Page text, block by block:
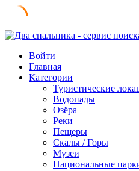
Skip
contentВойти
Главная
Категории
Туристические
Водопады
Озёра
Реки
Пещеры
Скалы / Горы
Музеи
Национальные